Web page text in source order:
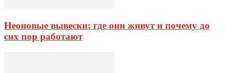
Неоновые вывески: где они живут и почему до
сих пор работают